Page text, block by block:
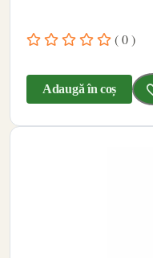
( 0 )
Adaugă în coș